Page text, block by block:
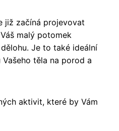
již začíná projevovat
malý potomek
Je to také ideální
těla na porod a
aktivit, které by Vám